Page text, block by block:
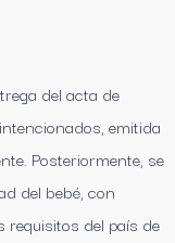
del acta de
emitida
Posteriormente, se
del bebé, con
requisitos del país de